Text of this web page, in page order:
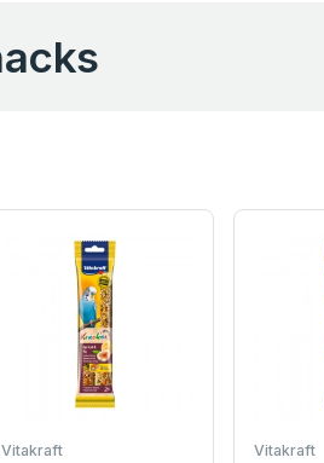
Vitakraft Vitakraft